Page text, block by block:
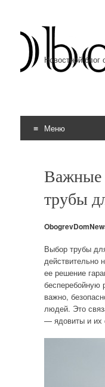
Новостной блог
Меню
Важные
трубы
Выбор трубы
действительно
ее решение
бесперебойную
важно,
людей. Это
— ядовиты и их